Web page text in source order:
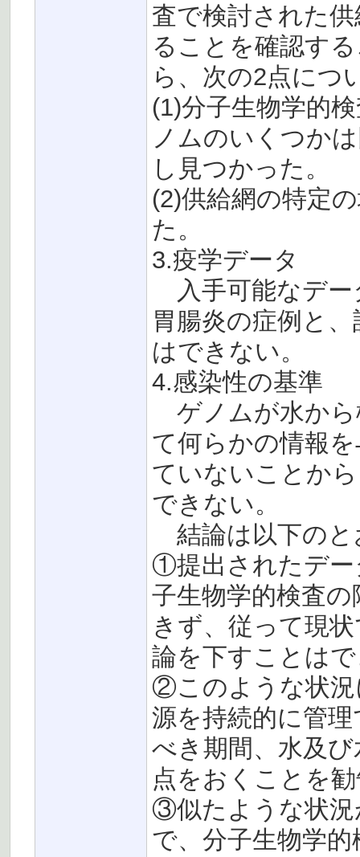
査で検討された
ることを確認す
ら、次の2点につ
(1)分子生物学的
ノムのいくつか
し見つかった。
(2)供給網の特定
た。
3.疫学データ
入手可能なデー
胃腸炎の症例と
はできない。
4.感染性の基準
ゲノムが水から
て何らかの情報
ていないことか
できない。
結論は以下のと
①提出されたデー
子生物学的検査
きず、従って現
論を下すことは
②このような状況
源を持続的に管
べき期間、水及
点をおくことを
③似たような状況
で、分子生物学